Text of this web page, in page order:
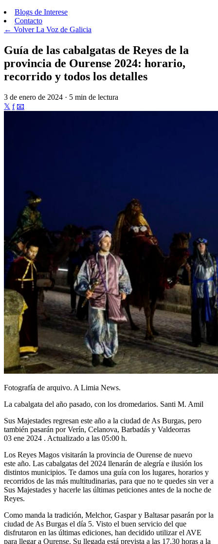
Blogs de Interese
Contacto
← VolverLa Voz de Galicia
Guía de las cabalgatas de Reyes de la
provincia de Ourense 2024: horario,
recorrido y todos los detalles
3 de enero de 2024 · 5 min de lectura
𝕏 f 📧
Fotografía de arquivo. A Limia News.
La cabalgata del año pasado, con los dromedarios. Santi M. Amil
Sus Majestades regresan este año a la ciudad de As Burgas, pero
también pasarán por Verín, Celanova, Barbadás y Valdeorras
03 ene 2024 . Actualizado a las 05:00 h.
Los Reyes Magos visitarán la provincia de Ourense de nuevo
este año. Las cabalgatas del 2024 llenarán de alegría e ilusión los
distintos municipios. Te damos una guía con los lugares, horarios y
recorridos de las más multitudinarias, para que no te quedes sin ver a
Sus Majestades y hacerle las últimas peticiones antes de la noche de
Reyes.
Como manda la tradición, Melchor, Gaspar y Baltasar pasarán por la
ciudad de As Burgas el día 5. Visto el buen servicio del que
disfrutaron en las últimas ediciones, han decidido utilizar el AVE
para llegar a Ourense. Su llegada está prevista a las 17.30 horas a la